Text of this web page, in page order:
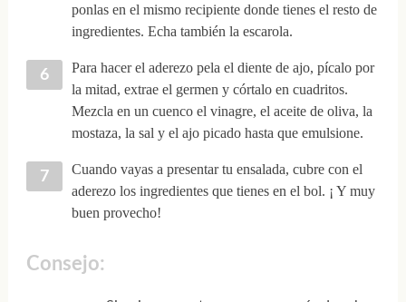
ponlas en el mismo recipiente donde tienes el resto de
ingredientes. Echa también la escarola.
Para hacer el aderezo pela el diente de ajo, pícalo por
la mitad, extrae el germen y córtalo en cuadritos.
Mezcla en un cuenco el vinagre, el aceite de oliva, la
mostaza, la sal y el ajo picado hasta que emulsione.
Cuando vayas a presentar tu ensalada, cubre con el
aderezo los ingredientes que tienes en el bol. ¡ Y muy
buen provecho!
Consejo: